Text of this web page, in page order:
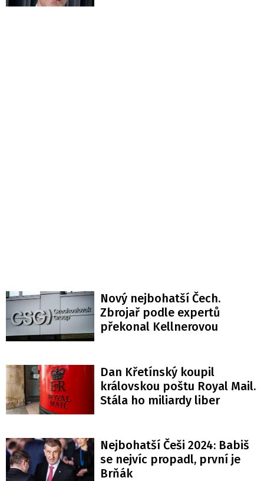
Nový nejbohatší Čech.
Zbrojař podle expertů
překonal Kellnerovou
Dan Křetínský koupil
královskou poštu Royal Mail.
Stála ho miliardy liber
Nejbohatší Češi 2024: Babiš
se nejvíc propadl, první je
Brňák